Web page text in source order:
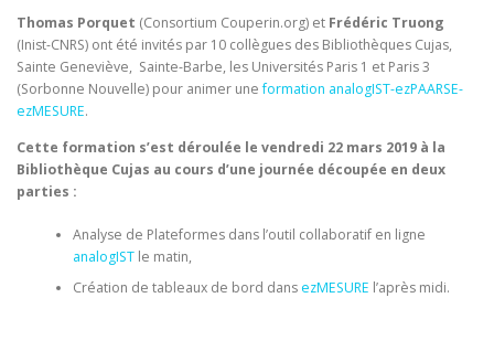
Thomas Porquet (Consortium Couperin.org) et Frédéric Truong
(Inist-CNRS) ont été invités par 10 collègues des Bibliothèques Cujas,
Sainte Geneviève, Sainte-Barbe, les Universités Paris 1 et Paris 3
(Sorbonne Nouvelle) pour animer uneformation analogIST-ezPAARSE-
ezMESURE.
Cette formation s’est déroulée le vendredi 22 mars 2019 à la
Bibliothèque Cujas au cours d’une journée découpée en deux
parties :
Analyse de Plateformes dans l’outil collaboratif en ligne
analogISTle matin,
Création de tableaux de bord dans ezMESURE l’après midi.